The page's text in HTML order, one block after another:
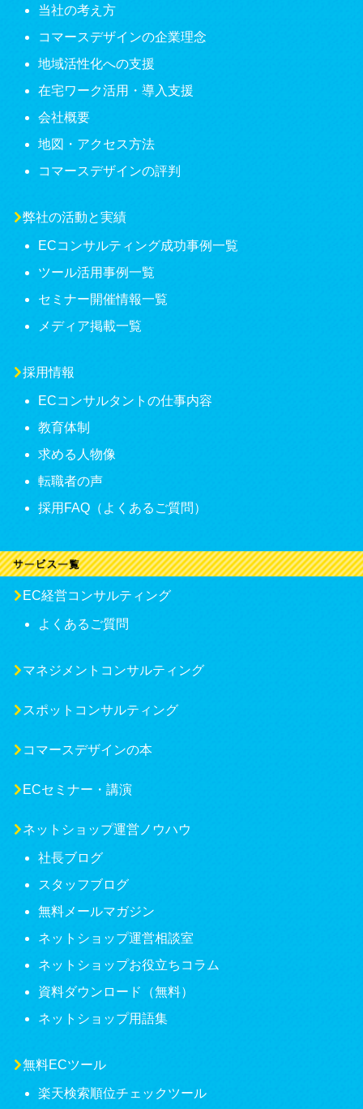
当社の考え方
コマースデザインの企業理念
地域活性化への支援
在宅ワーク活用・導入支援
会社概要
地図・アクセス方法
コマースデザインの評判
弊社の活動と実績
ECコンサルティング成功事例一覧
ツール活用事例一覧
セミナー開催情報一覧
メディア掲載一覧
採用情報
ECコンサルタントの仕事内容
教育体制
求める人物像
転職者の声
採用FAQ（よくあるご質問）
EC経営コンサルティング
よくあるご質問
マネジメントコンサルティング
スポットコンサルティング
コマースデザインの本
ECセミナー・講演
ネットショップ運営ノウハウ
社長ブログ
スタッフブログ
無料メールマガジン
ネットショップ運営相談室
ネットショップお役立ちコラム
資料ダウンロード（無料）
ネットショップ用語集
無料ECツール
楽天検索順位チェックツール